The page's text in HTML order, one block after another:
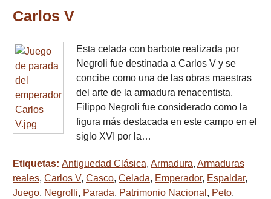
Carlos V
Esta celada con barbote realizada por
Negroli fue destinada a Carlos V y se
concibe como una de las obras maestras
del arte de la armadura renacentista.
Filippo Negroli fue considerado como la
figura más destacada en este campo en el
siglo XVI por la…
Etiquetas: Antiguedad Clásica, Armadura, Armaduras
reales, Carlos V, Casco, Celada, Emperador, Espaldar,
Juego, Negrolli, Parada, Patrimonio Nacional , Peto,